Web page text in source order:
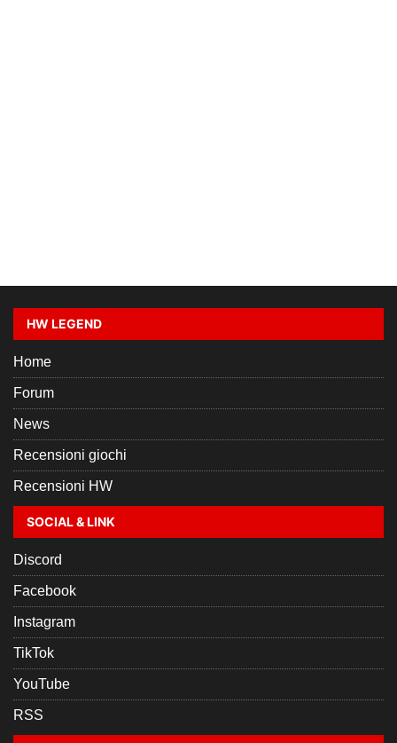
HW LEGEND
Home
Forum
News
Recensioni giochi
Recensioni HW
SOCIAL & LINK
Discord
Facebook
Instagram
TikTok
YouTube
RSS